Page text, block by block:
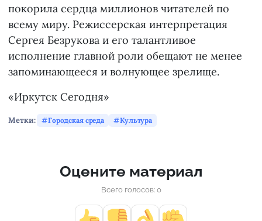
покорила сердца миллионов читателей по
всему миру. Режиссерская интерпретация
Сергея Безрукова и его талантливое
исполнение главной роли обещают не менее
запоминающееся и волнующее зрелище.
«Иркутск Сегодня»
Метки: Городская среда Культура
Оцените материал
Всего голосов: 0